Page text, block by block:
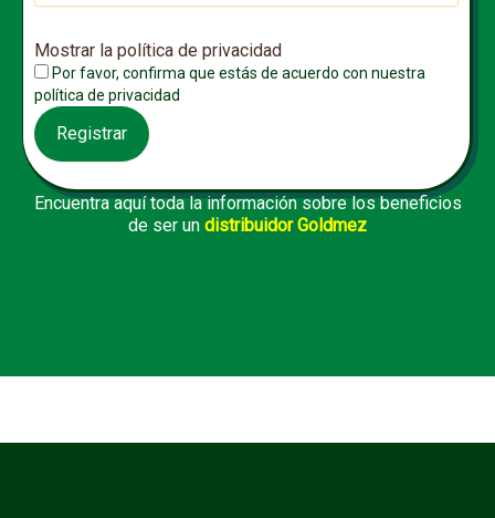
Mostrar la política de privacidad
Por favor, confirma que estás de acuerdo con nuestra
política de privacidad
Encuentra aquí toda la información sobre los beneficios
de ser un distribuidor Goldmez